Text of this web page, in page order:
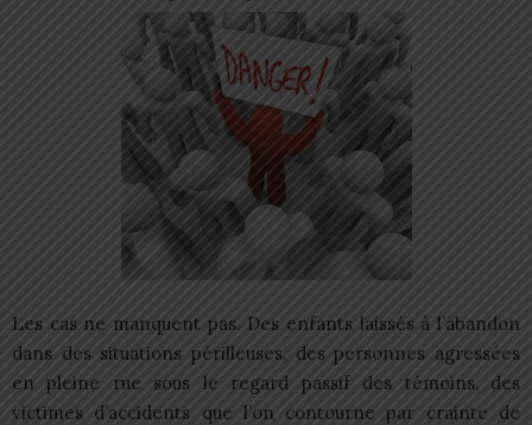
Les cas ne manquent pas. Des enfants laissés à l’abandon
dans des situations périlleuses, des personnes agressées
en pleine rue sous le regard passif des témoins, des
victimes d’accidents que l’on contourne par crainte de